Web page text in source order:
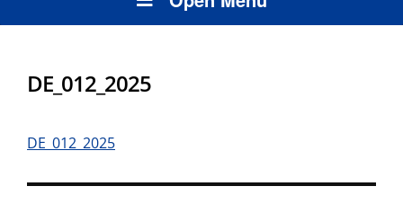
DE_012_2025
DE_012_2025